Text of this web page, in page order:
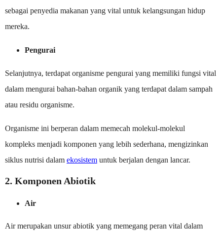
sebagai penyedia makanan yang vital untuk kelangsungan hidup
mereka.
Pengurai
Selanjutnya, terdapat organisme pengurai yang memiliki fungsi vital
dalam mengurai bahan-bahan organik yang terdapat dalam sampah
atau residu organisme.
Organisme ini berperan dalam memecah molekul-molekul
kompleks menjadi komponen yang lebih sederhana, mengizinkan
siklus nutrisi dalam ekosistem untuk berjalan dengan lancar.
2. Komponen Abiotik
Air
Air merupakan unsur abiotik yang memegang peran vital dalam